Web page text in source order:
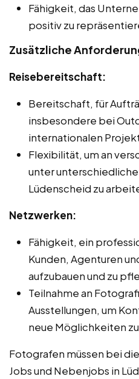
Fähigkeit, das
positiv zu
Zusätzliche
Reisebereitschaft:
Bereitschaft, für
insbesondere bei
internationalen
Flexibilität, um an
unter
Lüdenscheid zu
Netzwerken:
Fähigkeit, ein
Kunden, Agenturen
aufzubauen und zu
Teilnahme an
Ausstellungen, um
neue Möglichkeiten
Fotografen müssen bei
Jobs und Nebenjobs in